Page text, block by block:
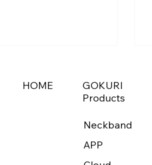
Habitz Medtech Co.,
HOME
GOKURI
Products
APP
Neckband